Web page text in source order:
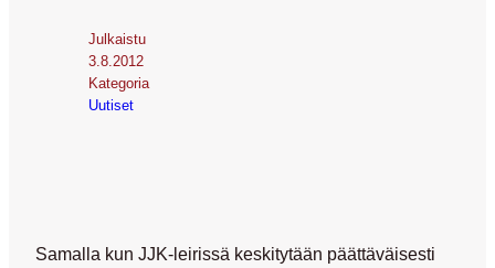
Julkaistu
3.8.2012
Kategoria
Uutiset
Samalla kun JJK-leirissä keskitytään päättäväisesti